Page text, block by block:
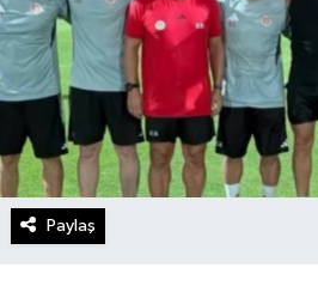
Paylaş
Lider Haber TV Canlı